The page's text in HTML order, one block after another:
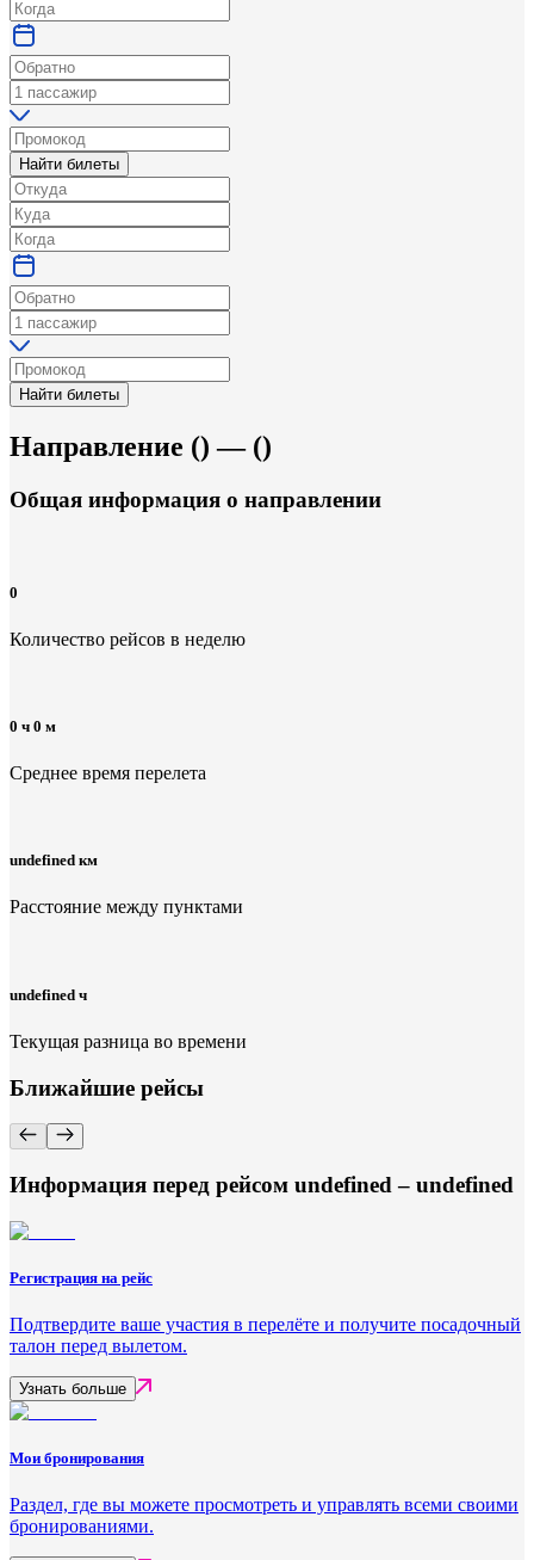
Найти билеты
Найти билеты
Направление () — ()
Общая информация о направлении
0
Количество рейсов в неделю
0 ч 0 м
Среднее время перелета
undefined км
Расстояние между пунктами
undefined ч
Текущая разница во времени
Ближайшие рейсы
Информация перед рейсом undefined – undefined
Регистрация на рейс
Подтвердите ваше участия в перелёте и получите посадочный
талон перед вылетом.
Узнать больше
Мои бронирования
Раздел, где вы можете просмотреть и управлять всеми своими
бронированиями.